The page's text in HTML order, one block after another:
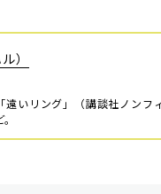
）
遠いリング」（講談社ノン